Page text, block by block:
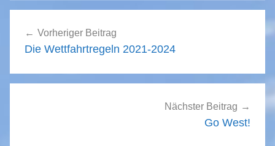
Vorheriger Beitrag
Die Wettfahrtregeln 2021-2024
Nächster Beitrag
Go West!